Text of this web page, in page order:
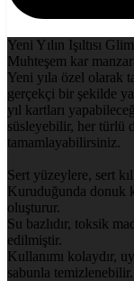
Yeni Yılın Işıltısı
Muhteşem kar
Yeni yıla özel olarak
gerçekçi bir şekilde
yıl kartları
süsleyebilir, her türlü
tamamlayabilirsiniz.
Sert yüzeylere, sert
Kuruduğunda donuk
oluşturur.
Su bazlıdır, toksik
edilmiştir.
Kullanımı kolaydır,
sabunla temizlenebilir.